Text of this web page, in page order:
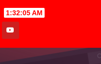
1:32:07 AM